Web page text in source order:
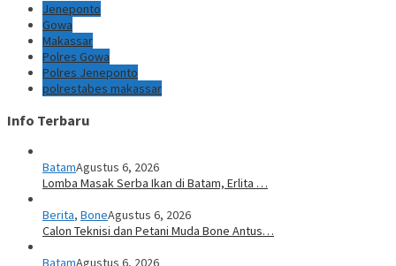
Jeneponto
Gowa
Makassar
Polres Gowa
Polres Jeneponto
polrestabes makassar
Info Terbaru
BatamAgustus 6, 2026
Lomba Masak Serba Ikan di Batam, Erlita …
Berita, BoneAgustus 6, 2026
Calon Teknisi dan Petani Muda Bone Antus…
BatamAgustus 6, 2026